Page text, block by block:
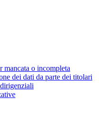
mancata o incompleta
dei dati da parte dei titolari